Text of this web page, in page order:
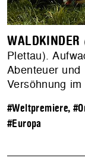
WALDKINDER
Plettau).
Abenteuer und
Versöhnung
#Weltpremiere,
#Europa